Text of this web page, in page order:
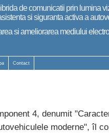
de comunicatii prin lumina
si siguranta activa a
si ameliorarea mediului
Contact
4, denumit
moderne", îl